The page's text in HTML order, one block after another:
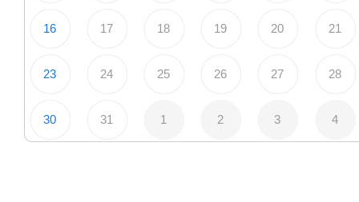
16 17 18 19 20 21
23 24 25 26 27 28
30 31 1 2 3 4